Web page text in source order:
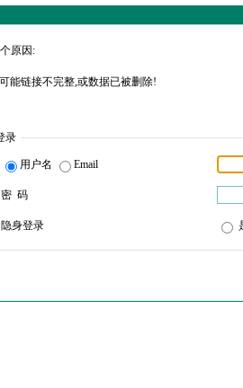
原因:
能链接不完整,或数据已被删除!
录
用户名 Email
密 码
隐身登录